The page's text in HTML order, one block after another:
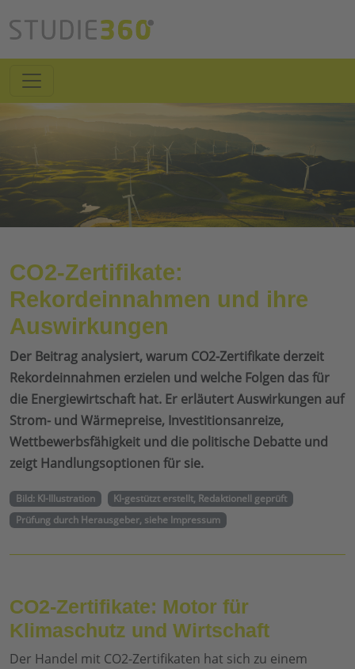
CO2-Zertifikate:
Rekordeinnahmen und ihre
Auswirkungen
Der Beitrag analysiert, warum CO2-Zertifikate derzeit
Rekordeinnahmen erzielen und welche Folgen das für
die Energiewirtschaft hat. Er erläutert Auswirkungen auf
Strom- und Wärmepreise, Investitionsanreize,
Wettbewerbsfähigkeit und die politische Debatte und
zeigt Handlungsoptionen für sie.
Bild: KI-Illustration
KI-gestützt erstellt, Redaktionell geprüft
Prüfung durch Herausgeber, siehe Impressum
CO2-Zertifikate: Motor für
Klimaschutz und Wirtschaft
Der Handel mit CO2-Zertifikaten hat sich zu einem